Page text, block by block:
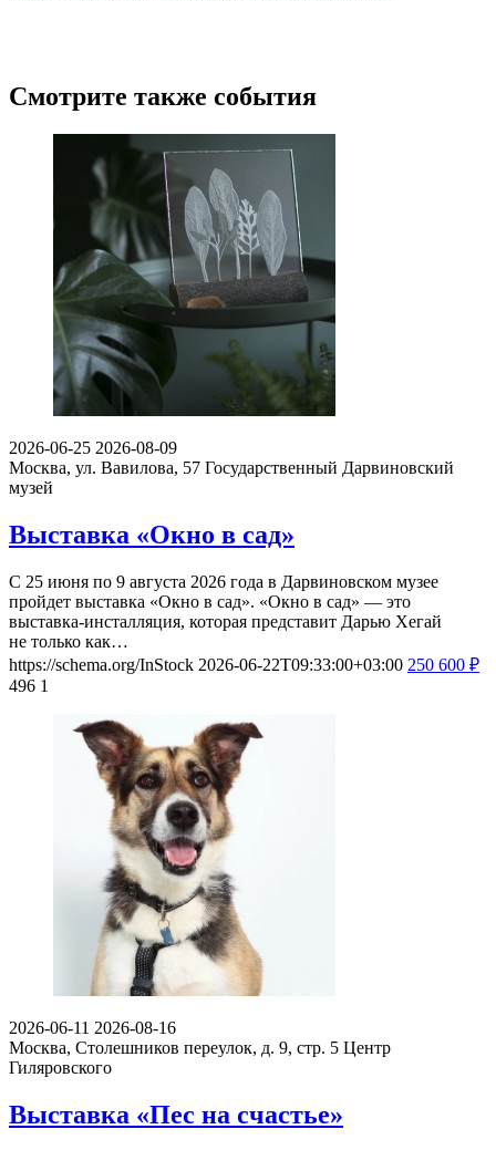
Смотрите также события
2026-06-25 2026-08-09
Москва, ул. Вавилова, 57 Государственный Дарвиновский
музей
Выставка «Окно в сад»
С 25 июня по 9 августа 2026 года в Дарвиновском музее
пройдет выставка «Окно в сад». «Окно в сад» — это
выставка-инсталляция, которая представит Дарью Хегай
не только как…
https://schema.org/InStock 2026-06-22T09:33:00+03:00 250 600 ₽
496 1
2026-06-11 2026-08-16
Москва, Столешников переулок, д. 9, стр. 5 Центр
Гиляровского
Выставка «Пес на счастье»